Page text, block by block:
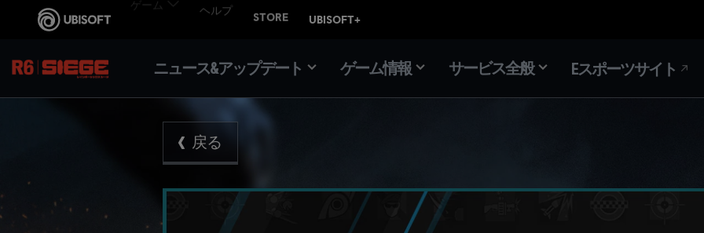
ニュース&アップデート ゲーム情報 サービス全般 Eスポーツサイト
戻る